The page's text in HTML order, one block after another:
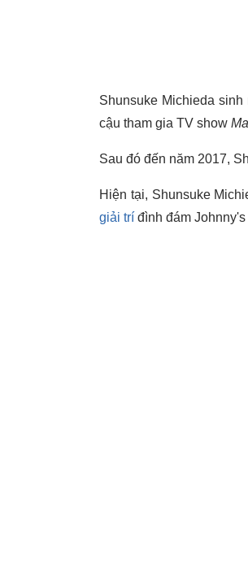
Shunsuke Michieda
cậu tham gia TV show
Sau đó đến năm 2017,
Hiện tại, Shunsuke
giải trí đình đám